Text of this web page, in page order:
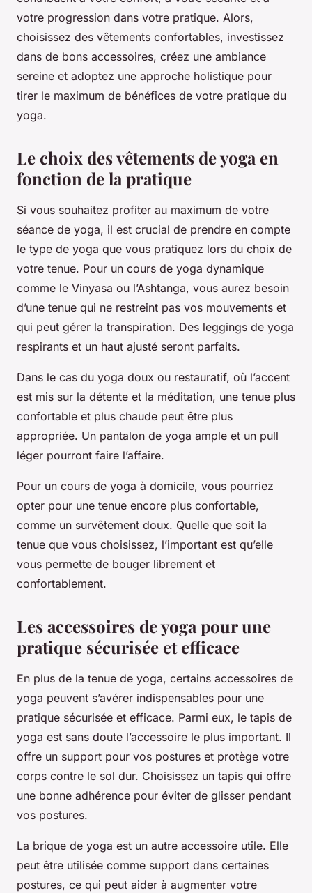
votre progression dans votre pratique. Alors,
choisissez des vêtements confortables, investissez
dans de bons accessoires, créez une ambiance
sereine et adoptez une approche holistique pour
tirer le maximum de bénéfices de votre pratique du
yoga.
Le choix des vêtements de yoga en
fonction de la pratique
Si vous souhaitez profiter au maximum de votre
séance de yoga, il est crucial de prendre en compte
le type de yoga que vous pratiquez lors du choix de
votre tenue. Pour un cours de yoga dynamique
comme le Vinyasa ou l’Ashtanga, vous aurez besoin
d’une tenue qui ne restreint pas vos mouvements et
qui peut gérer la transpiration. Des leggings de yoga
respirants et un haut ajusté seront parfaits.
Dans le cas du yoga doux ou restauratif, où l’accent
est mis sur la détente et la méditation, une tenue plus
confortable et plus chaude peut être plus
appropriée. Un pantalon de yoga ample et un pull
léger pourront faire l’affaire.
Pour un cours de yoga à domicile, vous pourriez
opter pour une tenue encore plus confortable,
comme un survêtement doux. Quelle que soit la
tenue que vous choisissez, l’important est qu’elle
vous permette de bouger librement et
confortablement.
Les accessoires de yoga pour une
pratique sécurisée et efficace
En plus de la tenue de yoga, certains accessoires de
yoga peuvent s’avérer indispensables pour une
pratique sécurisée et efficace. Parmi eux, le tapis de
yoga est sans doute l’accessoire le plus important. Il
offre un support pour vos postures et protège votre
corps contre le sol dur. Choisissez un tapis qui offre
une bonne adhérence pour éviter de glisser pendant
vos postures.
La brique de yoga est un autre accessoire utile. Elle
peut être utilisée comme support dans certaines
postures, ce qui peut aider à augmenter votre